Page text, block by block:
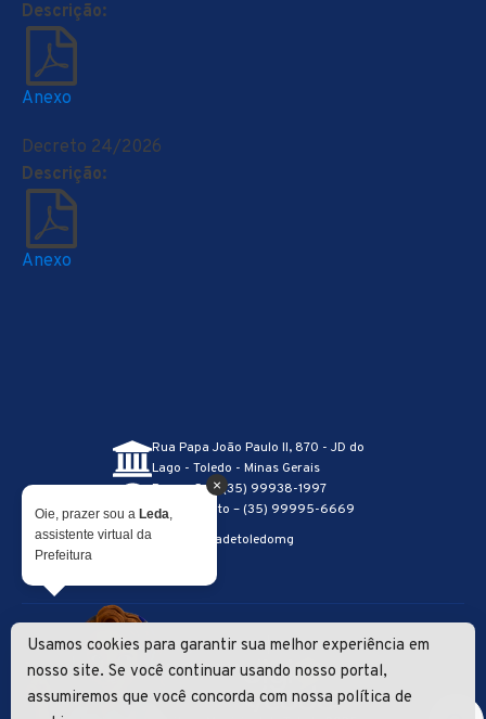
Descrição:
Anexo
Decreto 24/2026
Descrição:
Anexo
Rua Papa João Paulo II, 870 - JD do
Lago - Toledo - Minas Gerais
Recepção – (35) 99938-1997
Atendimento – (35) 99995-6669
@prefeituradetoledomg
Lei Geral de Proteção de Dados Política de Privacidade
Desenvolvimento
×
Oie, prazer sou a Leda,
assistente virtual da
Prefeitura
Usamos cookies para garantir sua melhor experiência em
nosso site. Se você continuar usando nosso portal,
assumiremos que você concorda com nossa política de